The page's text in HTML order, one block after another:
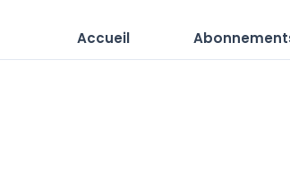
Accueil